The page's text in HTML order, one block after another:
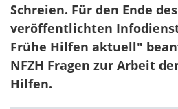
Schreien. Für den Ende
veröffentlichten
Frühe Hilfen aktuell"
NFZH Fragen zur Arbeit
Hilfen.